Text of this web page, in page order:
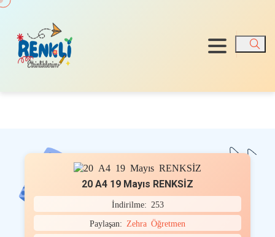
Ara
20 A4 19 Mayıs RENKSİZ
İndirilme: 253
Paylaşan: Zehra Öğretmen